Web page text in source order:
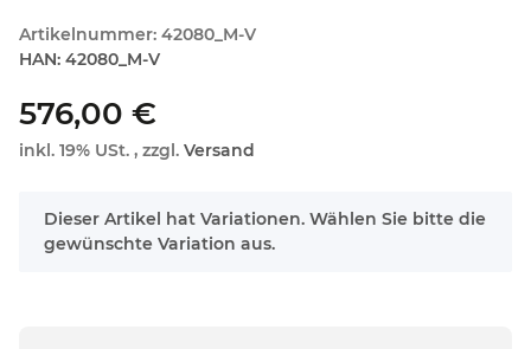
Artikelnummer: 42080_M-V
HAN: 42080_M-V
576,00 €
inkl. 19% USt. , zzgl. Versand
x
Dieser Artikel hat Variationen. Wählen Sie bitte die
gewünschte Variation aus.